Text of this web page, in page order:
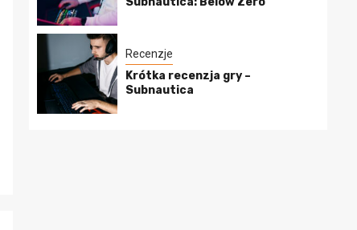
Recenzje
Krótka recenzja gry –
Subnautica